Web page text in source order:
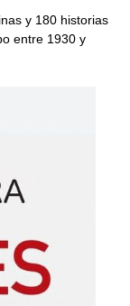
y 180 historias
entre 1930 y